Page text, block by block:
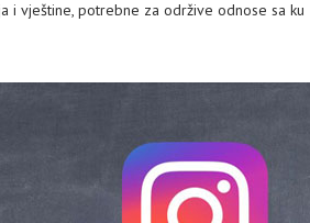
i vještine, potrebne za održive odnose sa ku